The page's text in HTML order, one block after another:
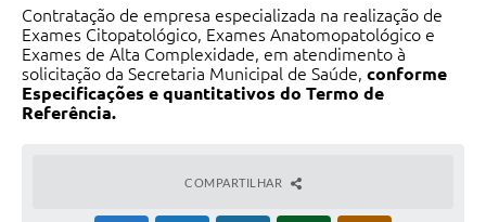
Contratação de empresa especializada na realização de
Exames Citopatológico, Exames Anatomopatológico e
Exames de Alta Complexidade, em atendimento à
solicitação da Secretaria Municipal de Saúde, conforme
Especificações e quantitativos do Termo de
Referência.
COMPARTILHAR